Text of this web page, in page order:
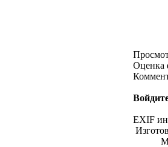
Оценка
EXIF